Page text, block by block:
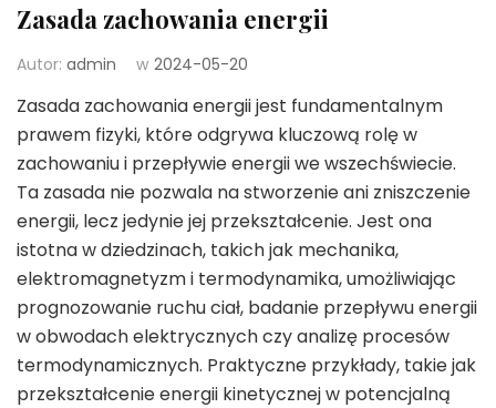
Zasada zachowania energii
Autor: admin w 2024-05-20
Zasada zachowania energii jest fundamentalnym
prawem fizyki, które odgrywa kluczową rolę w
zachowaniu i przepływie energii we wszechświecie.
Ta zasada nie pozwala na stworzenie ani zniszczenie
energii, lecz jedynie jej przekształcenie. Jest ona
istotna w dziedzinach, takich jak mechanika,
elektromagnetyzm i termodynamika, umożliwiając
prognozowanie ruchu ciał, badanie przepływu energii
w obwodach elektrycznych czy analizę procesów
termodynamicznych. Praktyczne przykłady, takie jak
przekształcenie energii kinetycznej w potencjalną